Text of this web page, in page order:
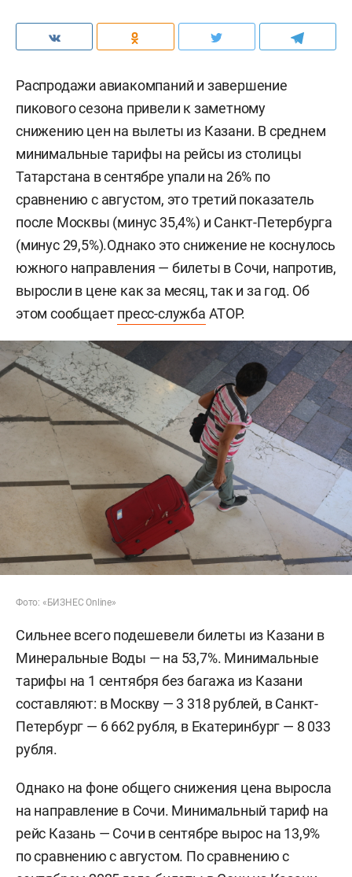
Распродажи авиакомпаний и завершение
пикового сезона привели к заметному
снижению цен на вылеты из Казани. В среднем
минимальные тарифы на рейсы из столицы
Татарстана в сентябре упали на 26% по
сравнению с августом, это третий показатель
после Москвы (минус 35,4%) и Санкт-Петербурга
(минус 29,5%).Однако это снижение не коснулось
южного направления — билеты в Сочи, напротив,
выросли в цене как за месяц, так и за год. Об
этом сообщаетпресс-служба АТОР.
Фото: «БИЗНЕС Online»
Сильнее всего подешевели билеты из Казани в
Минеральные Воды — на 53,7%. Минимальные
тарифы на 1 сентября без багажа из Казани
составляют: в Москву — 3 318 рублей, в Санкт-
Петербург — 6 662 рубля, в Екатеринбург — 8 033
рубля.
Однако на фоне общего снижения цена выросла
на направление в Сочи. Минимальный тариф на
рейс Казань — Сочи в сентябре вырос на 13,9%
по сравнению с августом. По сравнению с